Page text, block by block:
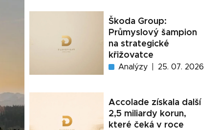
Škoda Group:
Průmyslový šampion
na strategické
křižovatce
Analýzy 25. 07. 2026
Accolade získala další
2,5 miliardy korun,
které čeká v roce